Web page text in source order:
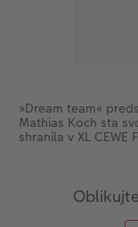
»Dream team«
Mathias Koch sta
shranila v XL CEWE